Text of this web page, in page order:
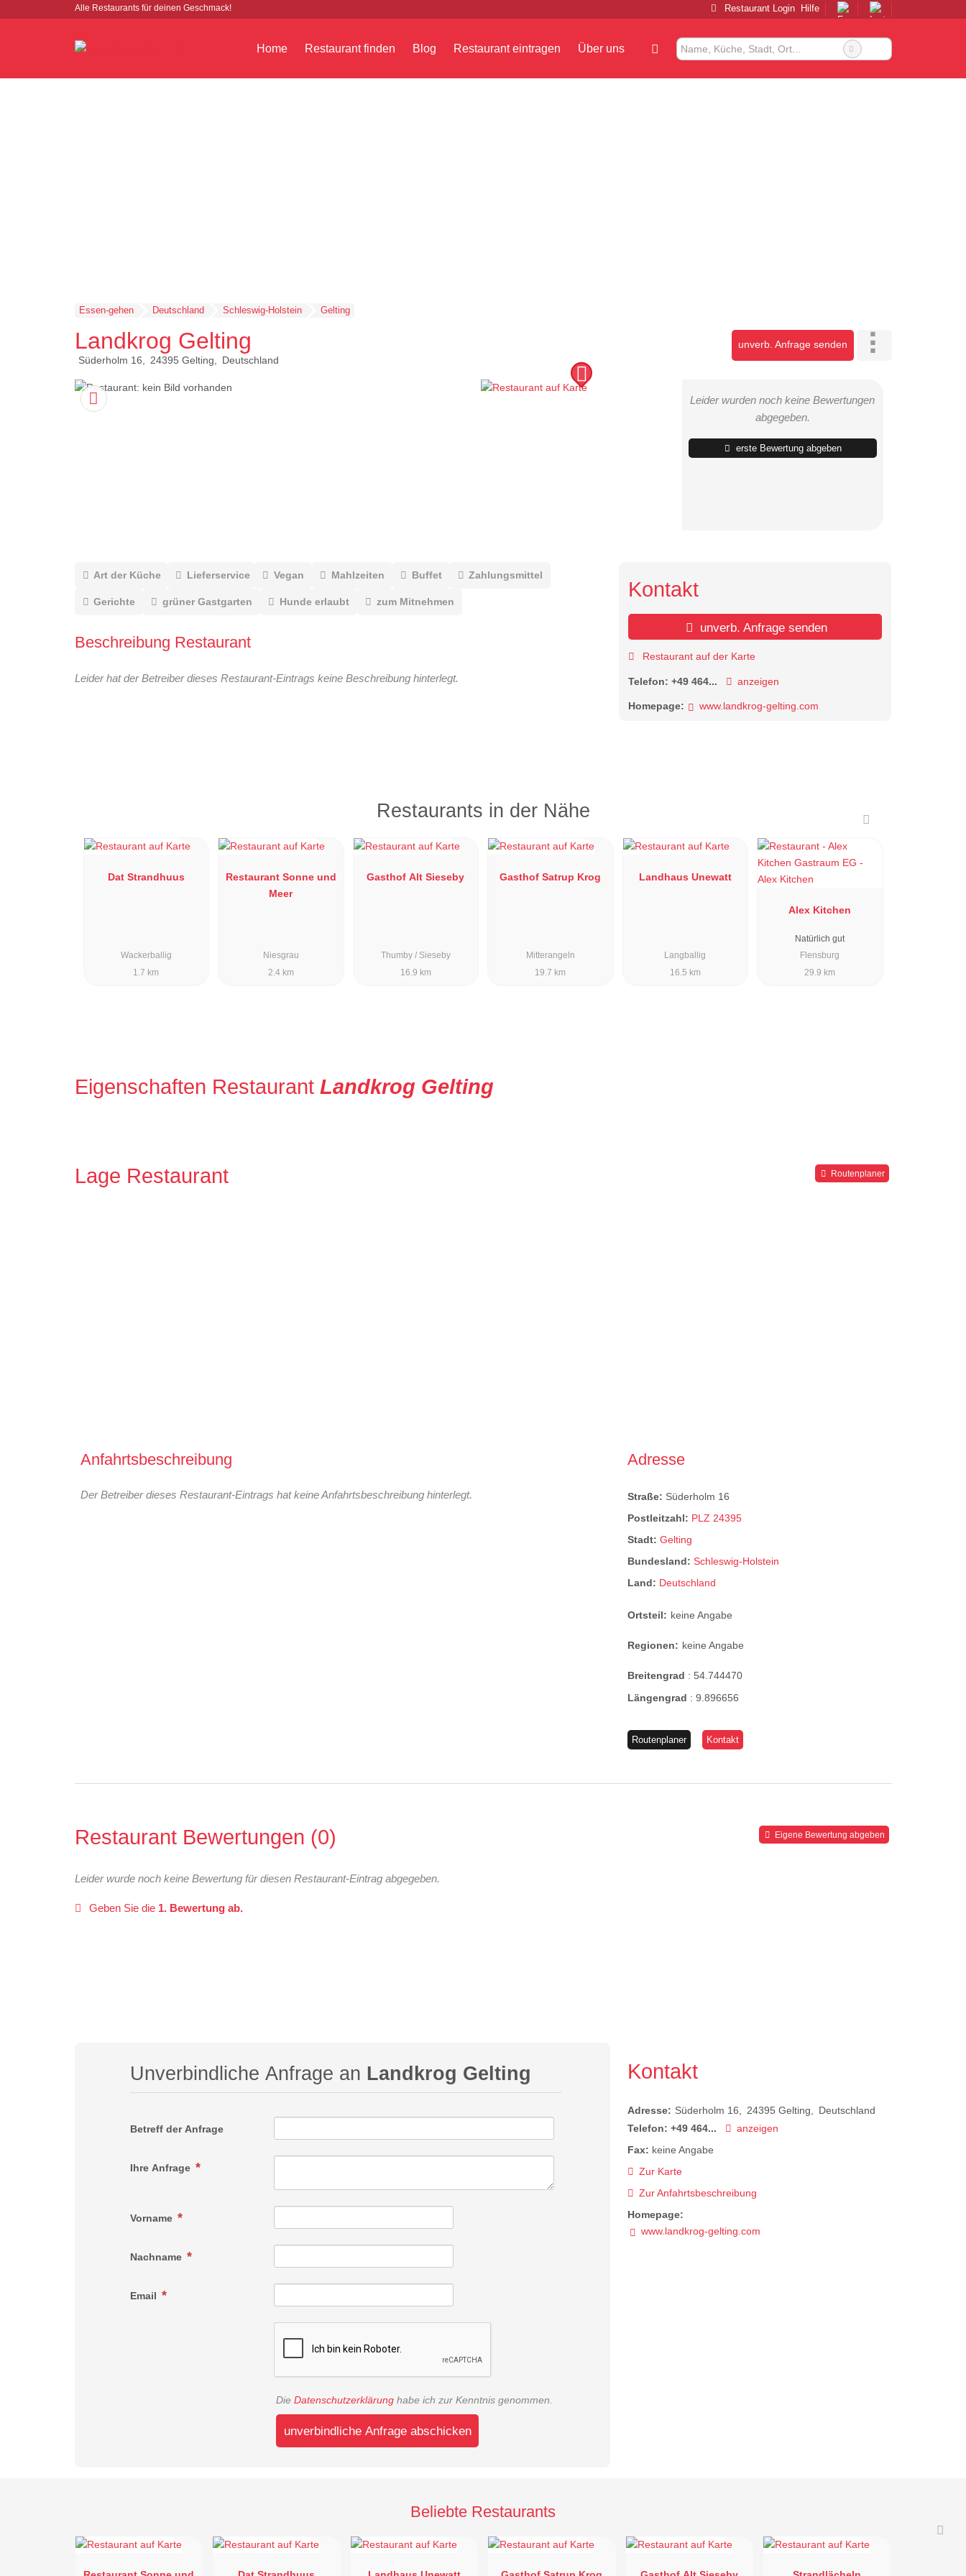
Alle Restaurants für deinen Geschmack! Restaurant Login Hilfe
Home Restaurant finden Blog Restaurant eintragen Über uns
Essen-gehen Deutschland Schleswig-Holstein Gelting
Landkrog Gelting
Süderholm 16 24395 Gelting Deutschland
unverb. Anfrage senden
Leider wurden noch keine Bewertungen
abgegeben.
erste Bewertung abgeben
Art der Küche Lieferservice Vegan Mahlzeiten Buffet Zahlungsmittel
Gerichte grüner Gastgarten Hunde erlaubt zum Mitnehmen
Beschreibung Restaurant
Leider hat der Betreiber dieses Restaurant-Eintrags keine Beschreibung hinterlegt.
Kontakt
unverb. Anfrage senden
Restaurant auf der Karte
Telefon:+49 464... anzeigen
Homepage: www.landkrog-gelting.com
Restaurants in der Nähe
Dat Strandhuus
Wackerballig
1.7 km
Restaurant Sonne und
Meer
Niesgrau
2.4 km
Gasthof Alt Sieseby
Thumby / Sieseby
16.9 km
Gasthof Satrup Krog
Mitterangeln
19.7 km
Landhaus Unewatt
Langballig
16.5 km
Alex Kitchen
Natürlich gut
Flensburg
29.9 km
Eigenschaften Restaurant Landkrog Gelting
Lage Restaurant Routenplaner
Anfahrtsbeschreibung
Der Betreiber dieses Restaurant-Eintrags hat keine Anfahrtsbeschreibung hinterlegt.
Adresse
Straße: Süderholm 16
Postleitzahl: PLZ 24395
Stadt:Gelting
Bundesland:Schleswig-Holstein
Land: Deutschland
Ortsteil: keine Angabe
Regionen: keine Angabe
Breitengrad :54.744470
Längengrad :9.896656
Routenplaner Kontakt
Restaurant Bewertungen 0 Eigene Bewertung abgeben
Leider wurde noch keine Bewertung für diesen Restaurant-Eintrag abgegeben.
Geben Sie die 1. Bewertung ab.
Unverbindliche Anfrage an Landkrog Gelting
Betreff der Anfrage
Ihre Anfrage
Vorname
Nachname
Email
DieDatenschutzerklärung habe ich zur Kenntnis genommen.
unverbindliche Anfrage abschicken
Kontakt
Adresse: Süderholm 16 24395 Gelting
Deutschland
Telefon: +49 464...
anzeigen
Fax: keine Angabe
Zur Karte
Zur Anfahrtsbeschreibung
Homepage:
www.landkrog-gelting.com
Beliebte Restaurants